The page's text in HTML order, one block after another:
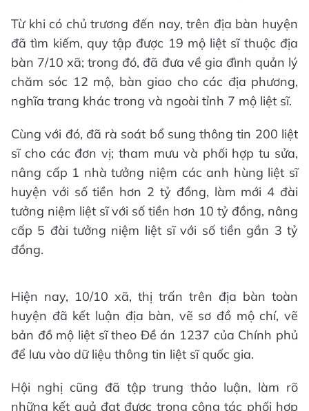
Từ khi có chủ trương đến nay, trên địa bàn huyện
đã tìm kiếm, quy tập được 19 mộ liệt sĩ thuộc địa
bàn 7/10 xã; trong đó, đã đưa về gia đình quản lý
chăm sóc 12 mộ, bàn giao cho các địa phương,
nghĩa trang khác trong và ngoài tỉnh 7 mộ liệt sĩ.
Cùng với đó, đã rà soát bổ sung thông tin 200 liệt
sĩ cho các đơn vị; tham mưu và phối hợp tu sửa,
nâng cấp 1 nhà tưởng niệm các anh hùng liệt sĩ
huyện với số tiền hơn 2 tỷ đồng, làm mới 4 đài
tưởng niệm liệt sĩ với số tiền hơn 10 tỷ đồng, nâng
cấp 5 đài tưởng niệm liệt sĩ với số tiền gần 3 tỷ
đồng.
Hiện nay, 10/10 xã, thị trấn trên địa bàn toàn
huyện đã kết luận địa bàn, vẽ sơ đồ mộ chí, vẽ
bản đồ mộ liệt sĩ theo Đề án 1237 của Chính phủ
để lưu vào dữ liệu thông tin liệt sĩ quốc gia.
Hội nghị cũng đã tập trung thảo luận, làm rõ
những kết quả đạt được trong công tác phối hợp